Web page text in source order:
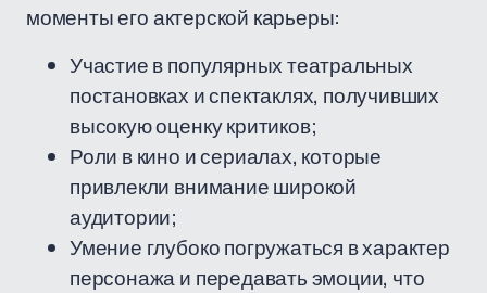
моменты его актерской карьеры:
Участие в популярных театральных
постановках и спектаклях, получивших
высокую оценку критиков;
Роли в кино и сериалах, которые
привлекли внимание широкой
аудитории;
Умение глубоко погружаться в характер
персонажа и передавать эмоции, что